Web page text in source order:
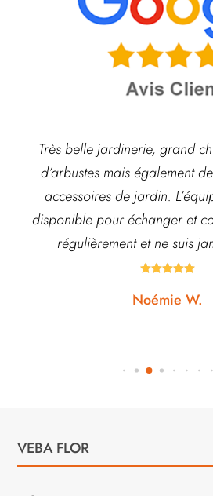
Très belle jardinerie, grand
d’arbustes mais également
accessoires de jardin.
disponible pour échanger et
régulièrement et ne suis

Noémie W.
VEBA FLOR